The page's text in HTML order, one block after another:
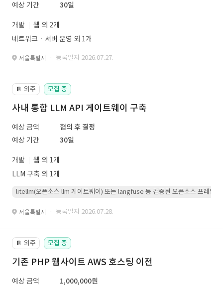
예상 기간
30일
개발
웹 외 2개
네트워크ㆍ서버 운영 외 1개
서울특별시 · 등록일자 2026.07.27.
📔 외주 모집 중
사내 통합 LLM API 게이트웨이 구축
예상 금액
협의 후 결정
예상 기간
30일
개발
웹 외 1개
LLM 구축 외 1개
litellm(오픈소스 llm 게이트웨이) 또는 langfuse 등 검증된 오픈소스 프레임워
서울특별시 · 등록일자 2026.07.28.
📔 외주 모집 중
기존 PHP 웹사이트 AWS 호스팅 이전
예상 금액
1,000,000원